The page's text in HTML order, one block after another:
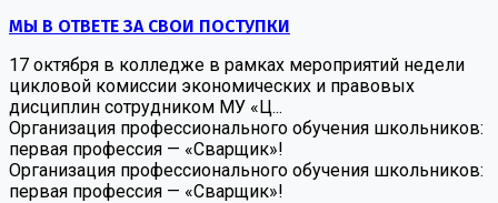
МЫ В ОТВЕТЕ ЗА СВОИ ПОСТУПКИ
17 октября в колледже в рамках мероприятий недели
цикловой комиссии экономических и правовых
дисциплин сотрудником МУ «Ц...
Организация профессионального обучения школьников:
первая профессия — «Сварщик»!
Организация профессионального обучения школьников:
первая профессия — «Сварщик»!